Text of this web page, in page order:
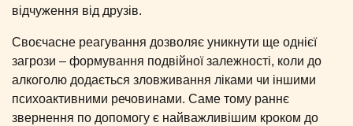
відчуження від друзів.
Своєчасне реагування дозволяє уникнути ще однієї
загрози – формування подвійної залежності, коли до
алкоголю додається зловживання ліками чи іншими
психоактивними речовинами. Саме тому раннє
звернення по допомогу є найважливішим кроком до